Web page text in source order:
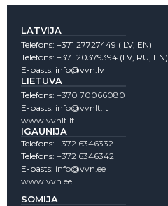
LATVIJA
Telefons: +371 27727449 (lLV, EN)
Telefons: +371 20379394 (LV, RU, EN)
E-pasts: info@vvn.lv
LIETUVA
Telefons: +370 70066080
E-pasts: info@vvnlt.lt
www.vvnlt.lt
IGAUNIJA
Telefons: +372 6346332
Telefons: +372 6346342
E-pasts: info@vvn.ee
www.vvn.ee
SOMIJA